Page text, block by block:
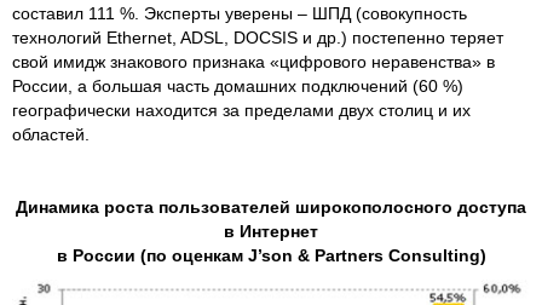
составил 111 %. Эксперты уверены – ШПД (совокупность
технологий Ethernet, ADSL, DOCSIS и др.) постепенно теряет
свой имидж знакового признака «цифрового неравенства» в
России, а большая часть домашних подключений (60 %)
географически находится за пределами двух столиц и их
областей.
Динамика роста пользователей широкополосного доступа
в Интернет
в России (по оценкам J’son & Partners Consulting)